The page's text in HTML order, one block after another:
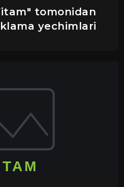
tomonidan
yechimlari